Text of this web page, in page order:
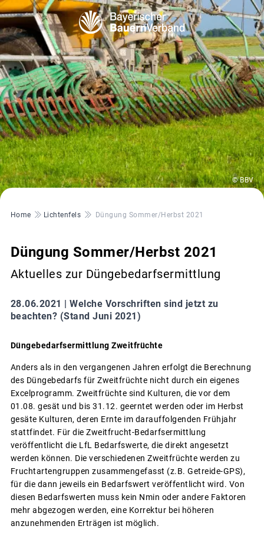
© BBV
Pfadnavigation
Home Lichtenfels Düngung Sommer/Herbst 2021
Düngung Sommer/Herbst 2021
Aktuelles zur Düngebedarfsermittlung
28.06.2021 | Welche Vorschriften sind jetzt zu
beachten? (Stand Juni 2021)
Düngebedarfsermittlung Zweitfrüchte
Anders als in den vergangenen Jahren erfolgt die Berechnung
des Düngebedarfs für Zweitfrüchte nicht durch ein eigenes
Excelprogramm. Zweitfrüchte sind Kulturen, die vor dem
01.08. gesät und bis 31.12. geerntet werden oder im Herbst
gesäte Kulturen, deren Ernte im darauffolgenden Frühjahr
stattfindet. Für die Zweitfrucht-Bedarfsermittlung
veröffentlicht die LfL Bedarfswerte, die direkt angesetzt
werden können. Die verschiedenen Zweitfrüchte werden zu
Fruchtartengruppen zusammengefasst (z.B. Getreide-GPS),
für die dann jeweils ein Bedarfswert veröffentlicht wird. Von
diesen Bedarfswerten muss kein Nmin oder andere Faktoren
mehr abgezogen werden, eine Korrektur bei höheren
anzunehmenden Erträgen ist möglich.